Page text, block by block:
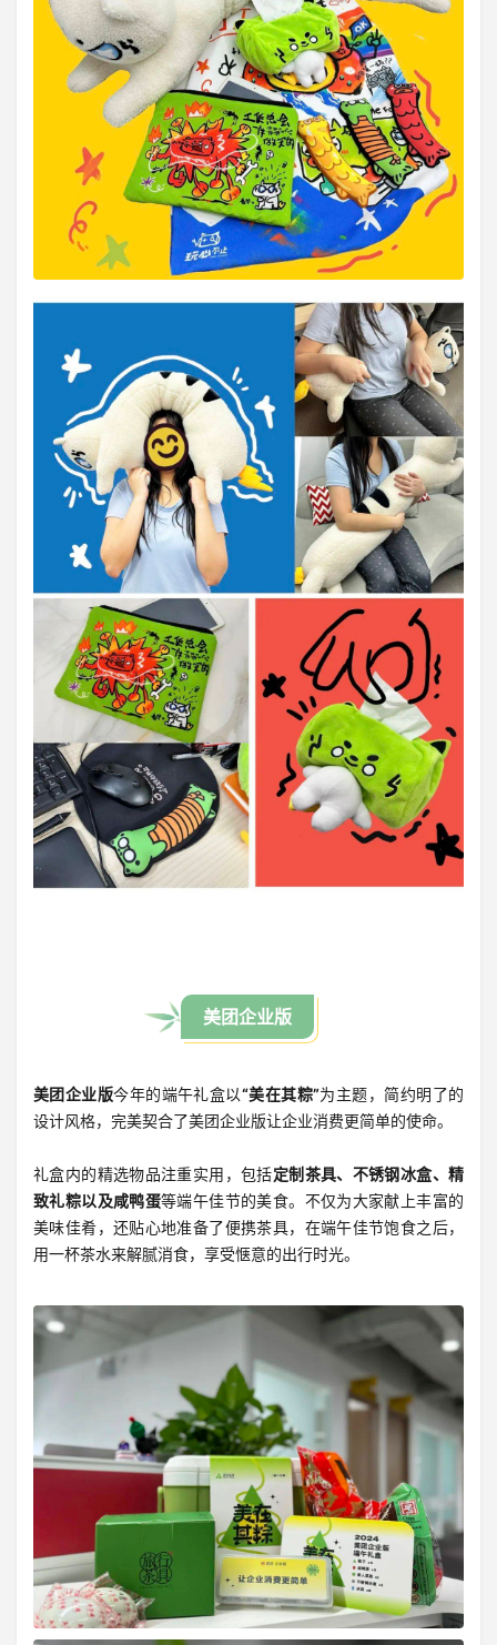
美团企业版
美团企业版今年的端午礼盒以“美在其粽”为主题，简约明了的
设计风格，完美契合了美团企业版让企业消费更简单的使命。
礼盒内的精选物品注重实用，包括定制茶具、不锈钢冰盒、精
致礼粽以及咸鸭蛋等端午佳节的美食。不仅为大家献上丰富的
美味佳肴，还贴心地准备了便携茶具，在端午佳节饱食之后，
用一杯茶水来解腻消食，享受惬意的出行时光。